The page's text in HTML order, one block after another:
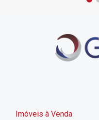
Imóveis à Venda